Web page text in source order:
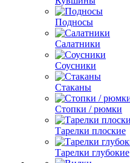
Подносы
Салатники
Соусники
Стаканы
Стопки / рюмки
Тарелки плоские
Тарелки глубокие